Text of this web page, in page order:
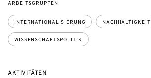
ARBEITSGRUPPEN
INTERNATIONALISIERUNG NACHHALTIGKEIT
WISSENSCHAFTSPOLITIK
AKTIVITÄTEN